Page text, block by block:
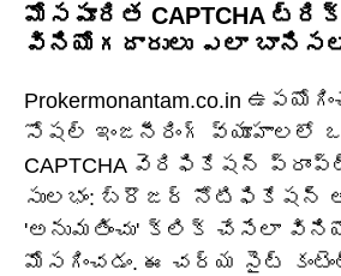
మోసపూరిత CAPTCHA
వినియోగదారులు ఎలా
Prokermonantam.co.in
సోషల్ ఇంజనీరింగ్ వ్యూహాలలో
CAPTCHA వెరిఫికేషన్
సులభం: బ్రౌజర్
'అనుమతించు' క్లిక్ చేసేలా
మోసగించడం. ఈ చర్య సైట్